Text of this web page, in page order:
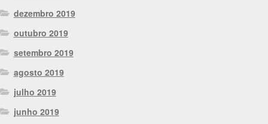
dezembro 2019
outubro 2019
setembro 2019
agosto 2019
julho 2019
junho 2019